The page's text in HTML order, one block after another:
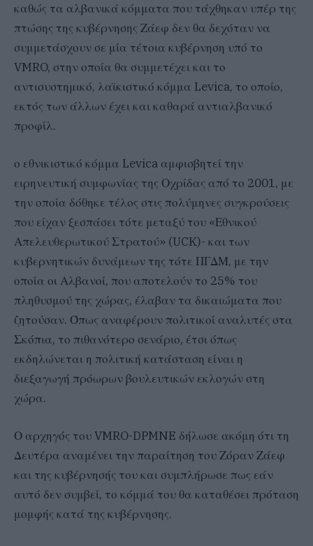
καθώς τα αλβανικά κόμματα που τάχθηκαν υπέρ της
πτώσης της κυβέρνησης Ζάεφ δεν θα δεχόταν να
συμμετάσχουν σε μία τέτοια κυβέρνηση υπό το
VMRO, στην οποία θα συμμετέχει και το
αντισυστημικό, λαϊκιστικό κόμμα Levica, το οποίο,
εκτός των άλλων έχει και καθαρά αντιαλβανικό
προφίλ.
ο εθνικιστικό κόμμα Levica αμφισβητεί την
ειρηνευτική συμφωνίας της Οχρίδας από το 2001, με
την οποία δόθηκε τέλος στις πολύμηνες συγκρούσεις
που είχαν ξεσπάσει τότε μεταξύ του «Εθνικού
Απελευθερωτικού Στρατού» (UCK)- και των
κυβερνητικών δυνάμεων της τότε ΠΓΔΜ, με την
οποία οι Αλβανοί, που αποτελούν το 25% του
πληθυσμού της χώρας, έλαβαν τα δικαιώματα που
ζητούσαν. Όπως αναφέρουν πολιτικοί αναλυτές στα
Σκόπια, το πιθανότερο σενάριο, έτσι όπως
εκδηλώνεται η πολιτική κατάσταση είναι η
διεξαγωγή πρόωρων βουλευτικών εκλογών στη
χώρα.
Ο αρχηγός του VMRO-DPMNE δήλωσε ακόμη ότι τη
Δευτέρα αναμένει την παραίτηση του Ζόραν Ζάεφ
και της κυβέρνησής του και συμπλήρωσε πως εάν
αυτό δεν συμβεί, το κόμμά του θα καταθέσει πρόταση
μομφής κατά της κυβέρνησης.